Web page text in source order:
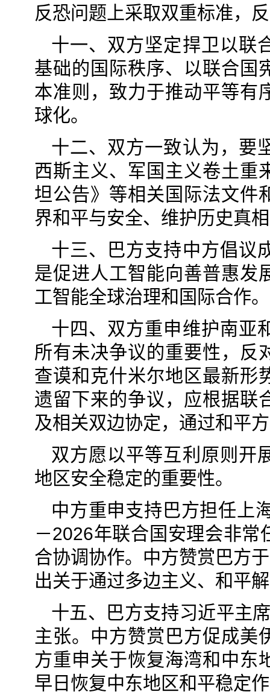
反恐问题上采取双重标准，
十一、双方坚定捍卫以联
基础的国际秩序、以联合国
本准则，致力于推动平等有
球化。
十二、双方一致认为，要
西斯主义、军国主义卷土重
坦公告》等相关国际法文件
界和平与安全、维护历史真
十三、巴方支持中方倡议
是促进人工智能向善普惠发
工智能全球治理和国际合作。
十四、双方重申维护南亚
所有未决争议的重要性，反
查谟和克什米尔地区最新形
遗留下来的争议，应根据联
及相关双边协定，通过和平
双方愿以平等互利原则开
地区安全稳定的重要性。
中方重申支持巴方担任上
－2026年联合国安理会非
合协调协作。中方赞赏巴方
出关于通过多边主义、和平
十五、巴方支持习近平主
主张。中方赞赏巴方促成美
方重申关于恢复海湾和中东
早日恢复中东地区和平稳定